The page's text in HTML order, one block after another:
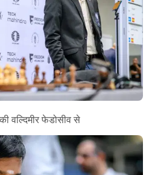
वल्दिमीर फेडोसीव से